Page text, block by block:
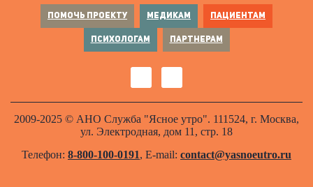
ПОМОЧЬ ПРОЕКТУ МЕДИКАМ ПАЦИЕНТАМ
ПСИХОЛОГАМ ПАРТНЕРАМ
2009-2025 © АНО Служба "Ясное утро". 111524, г. Москва,
ул. Электродная, дом 11, стр. 18
Телефон: 8-800-100-0191, E-mail: contact@yasnoeutro.ru